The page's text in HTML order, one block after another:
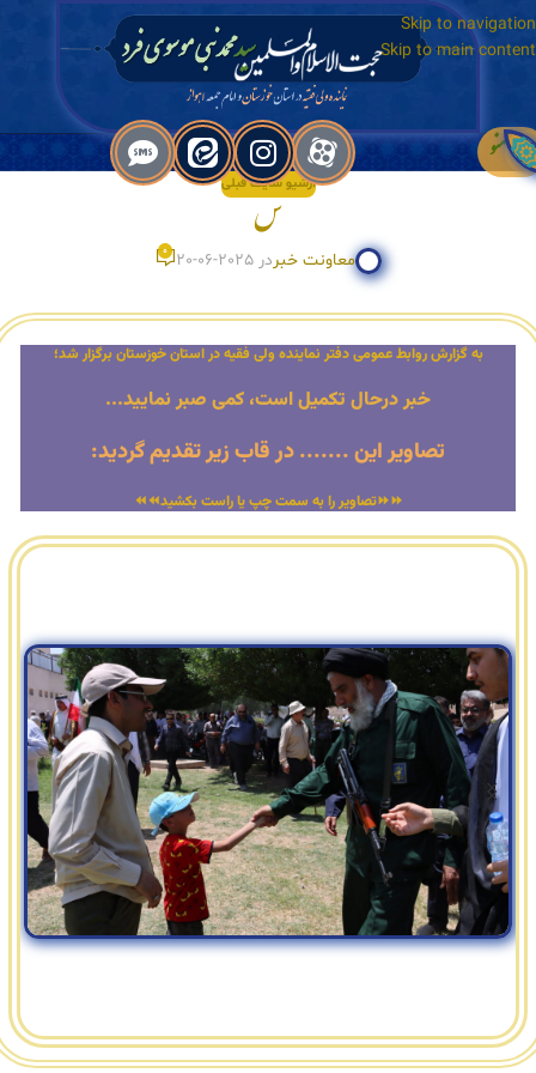
Skip to navigation
Skip to main content
منو
آرشیو سایت قبلی
سمعاونت خبر در 2025-06-20 0
به گزارش روابط عمومی دفتر نماینده ولی فقیه در استان خوزستان برگزار شد؛
خبر درحال تکمیل است، کمی صبر نمایید...
تصاویر این ....... در قاب زیر تقدیم گردید:
⏩⏩تصاویر را به سمت چپ یا راست بکشید⏪⏪